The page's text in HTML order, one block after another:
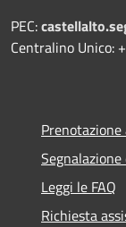
PEC:
Centralino Unico:
Leggi le FAQ
Richiesta